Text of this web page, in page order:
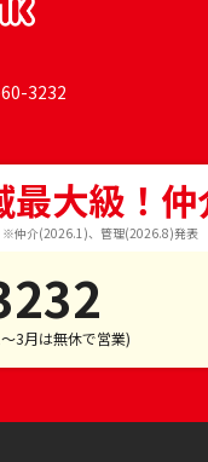
3232
最大級！
※仲介(2026.1)、管理(2026.8)発表
3月は無休で営業)